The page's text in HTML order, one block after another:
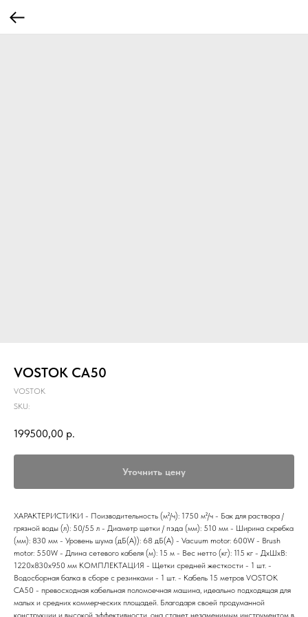
VOSTOK CA50
VOSTOK
SKU:
199500,00 р.
Уточнить цену
ХАРАКТЕРИСТИКИ - Поизводительность (м²/ч): 1750 м²/ч - Бак для раствора /
грязной воды (л): 50/55 л - Диаметр щетки / пэда (мм): 510 мм - Ширина скребка
(мм): 830 мм - Уровень шума (дБ(А)): 68 дБ(А) - Vacuum motor: 600W - Brush
motor: 550W - Длина сетевого кабеля (м): 15 м - Вес нетто (кг): 115 кг - ДxШxВ:
1220x830x950 мм КОМПЛЕКТАЦИЯ - Щетки средней жесткости - 1 шт. -
Водосборная балка в сборе с резинками - 1 шт. - Кабель 15 метров VOSTOK
CA50 - превосходная кабельная поломоечная машина, идеально подходящая для
малых и средних коммерческих площадей. Благодаря своей продуманной
конструкции и высокой эффективности, она станет незаменимым инструментом в